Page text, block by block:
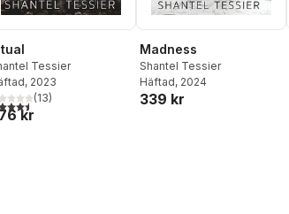
Tessier
, 2023
utav 5 stjärnor. Totalt antal röster:
(13)
kr
Madness
Shantel Tessier
Häftad, 2024
339 kr